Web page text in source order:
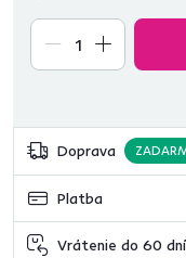
Doprava
Platba
Vrátenie do 60